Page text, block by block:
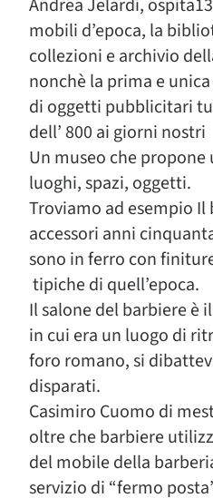
Andrea Jelardi,
mobili d’epoca, la
collezioni e archivio
nonchè la prima e
di oggetti pubblicitari
dell’ 800 ai giorni nostri
Un museo che
luoghi, spazi, oggetti.
Troviamo ad esempio Il
accessori anni
sono in ferro con
tipiche di quell’epoca.
Il salone del barbiere è
in cui era un luogo di
foro romano, si
disparati.
Casimiro Cuomo di
oltre che barbiere
del mobile della
servizio di “fermo